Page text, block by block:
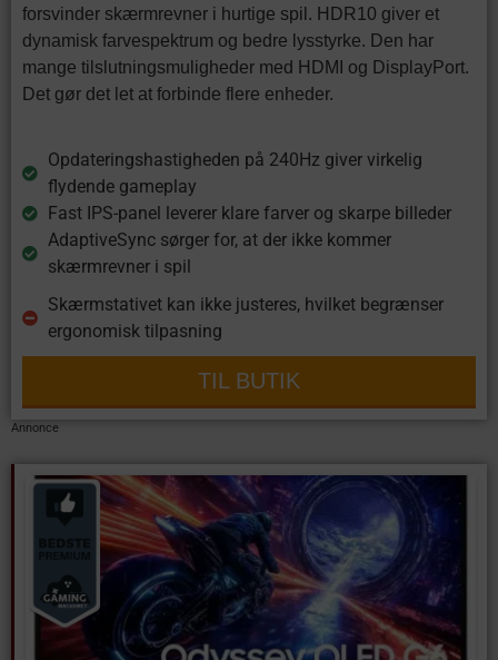
forsvinder skærmrevner i hurtige spil. HDR10 giver et
dynamisk farvespektrum og bedre lysstyrke. Den har
mange tilslutningsmuligheder med HDMI og DisplayPort.
Det gør det let at forbinde flere enheder.
Opdateringshastigheden på 240Hz giver virkelig
flydende gameplay
Fast IPS-panel leverer klare farver og skarpe billeder
AdaptiveSync sørger for, at der ikke kommer
skærmrevner i spil
Skærmstativet kan ikke justeres, hvilket begrænser
ergonomisk tilpasning
TIL BUTIK
Annonce